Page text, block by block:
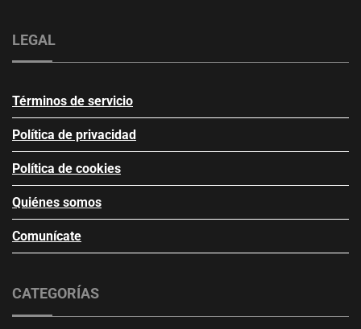
LEGAL
Términos de servicio
Política de privacidad
Política de cookies
Quiénes somos
Comunícate
CATEGORÍAS